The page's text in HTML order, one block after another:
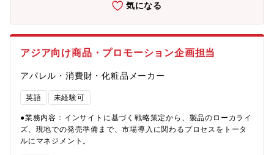
内 0～1回/月（本社・栃木事業所等他拠点、展示会開催場所等）
■ポジション：実務主担当から係長クラスとして、SEOやCRM、
BIツールなどを活用したデータ分析・運用業務の中心を担ってい
ただきます。特に、ウェブサイトの流入分析やリード管理、顧客
データの可視化・活用、施策の効果測定など、デジタルマーケテ
えて、プロジェクトマネジメントの観点から、複数の施策やプロ
ジェクトの計画立案・進捗管理・関係者との調整なども担当して
いただきます。→メイン担当業務はあるものの、課メンバーと連
携しながら進めるものも多く、他部署との連携も多いため、単独
で業務を進めるというよりは、チームで業務を進めるスタイルで
す。 将来的にはリーダー候補として、データに基づく課題発見
会員サイトやオウンドメディア、各種デジタル施策の活用範囲が
ための募集です。【主な業務】・会員サイトやオウンドメディア
活用したプロモーション戦略の企画・運用・解析結果を踏まえた
企画・運用（一定数の施策を年間で対応）・定常運用、改善活
動、プロジェクト業務をバランスよく推進【入社後お任せする業
務】入社後は、デジタルプラットフォームの設計・運用およびプ
ロモーション戦略の企画・運用を中心に担当します。・会員サイ
トやオウンドメディアの設計・運用方針の検討と実行・Web解析
結果をもとにした施策改善や次回企画への反映・商材・サービス
気になる
アジア向け商品・プロモーション企画担当
アパレル・消費財・化粧品メーカー
英語 未経験可
●業務内容：インサイトに基づく戦略策定から、製品のローカライ
ズ、現地での発売準備まで、市場導入に関わるプロセスをトータ
ルにマネジメント。